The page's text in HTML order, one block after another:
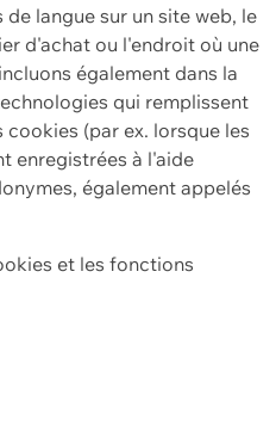
langue sur un site web, le
d'achat ou l'endroit où une
également dans la
qui remplissent
(par ex. lorsque les
enregistrées à l'aide
également appelés
et les fonctions